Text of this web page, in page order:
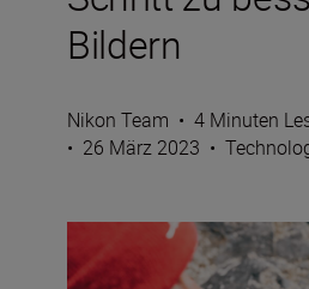
Bildern
Nikon Team • 4 Minuten
• 26 März 2023 •